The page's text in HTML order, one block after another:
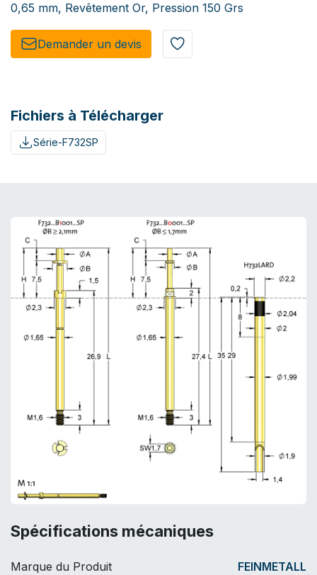
0,65 mm, Revêtement Or, Pression 150 Grs
Demander un de​​vis​​
Fichiers à Télécharger
Série-F732SP
Spécifications mécaniques
Marque du Produit FEINMETALL